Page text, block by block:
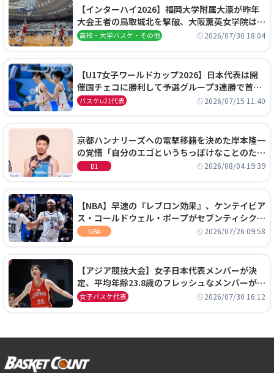
【インターハイ2026】福岡大学附属大濠が昨年
大会王者の鳥取城北を撃破、大阪薫英女学院は岐
阜女子に完勝、大会3日目試合結果
高校・大学バスケ・その他 2026/07/30 18:04
【U17女子ワールドカップ2026】日本代表は開
催国チェコに勝利して予選グループ3連勝で首位
通過！準々決勝の相手はエジプトに決定
バスケu21代表 2026/07/15 11:40
京都ハンナリーズへの電撃移籍を決めた岸本隆一
の覚悟「自分のエゴというちっぽけなことのため
に、京都に来たわけではない」
B1 2026/08/04 19:39
【NBA】早速の『レブロン効果』、ケンテイビア
ス・コールドウェル・ポープがセブンティシクサ
ーズに1年契約で加入
NBA 2026/07/26 09:58
【アジア競技大会】女子日本代表メンバーが決
定、平均年齢23.8歳のフレッシュなメンバーが日
本開催の大舞台で頂点を狙う
女子バスケ代表 2026/07/30 16:12